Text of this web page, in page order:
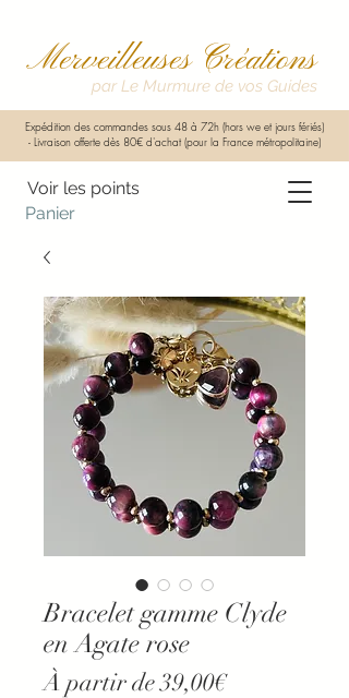
Merveilleuses Créations
Panier
Expédition des commandes sous 48 à 72h (hors we et jours fériés)
- Livraison offerte dès 80€ d'achat (pour la France métropolitaine)
par Le Murmure de vos Guides
Voir les points
Bracelet gamme Clyde
en Agate rose
À partir de39,00€Prix